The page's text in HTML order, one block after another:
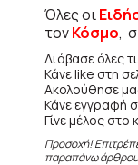
Όλες οι
τονΚόσμο,
Διάβασε όλες
Κάνε like στη
Ακολούθησε
Κάνε εγγραφή
Γίνε μέλος στο
Προσοχή!
παραπάνω